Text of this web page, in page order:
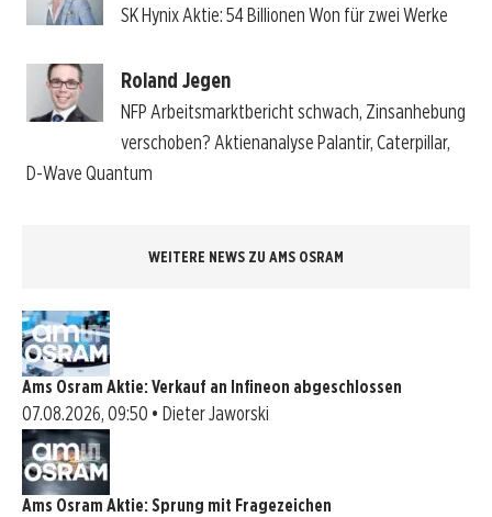
SK Hynix Aktie: 54 Billionen Won für zwei Werke
Roland Jegen
NFP Arbeitsmarktbericht schwach, Zinsanhebung
verschoben? Aktienanalyse Palantir, Caterpillar,
D-Wave Quantum
WEITERE NEWS ZU AMS OSRAM
Ams Osram Aktie: Verkauf an Infineon abgeschlossen
07.08.2026, 09:50 • Dieter Jaworski
Ams Osram Aktie: Sprung mit Fragezeichen